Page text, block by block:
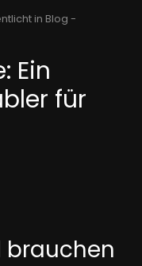
in Blog -
Ein
für
brauchen